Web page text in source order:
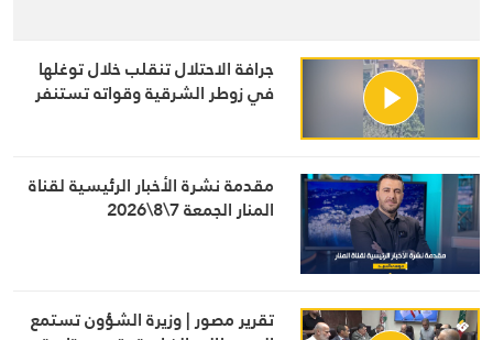
جرافة الاحتلال تنقلب خلال توغلها
في زوطر الشرقية وقواته تستنفر
مقدمة نشرة الأخبار الرئيسية لقناة
المنار الجمعة 7\8\2026
تقرير مصور | وزيرة الشؤون تستمع